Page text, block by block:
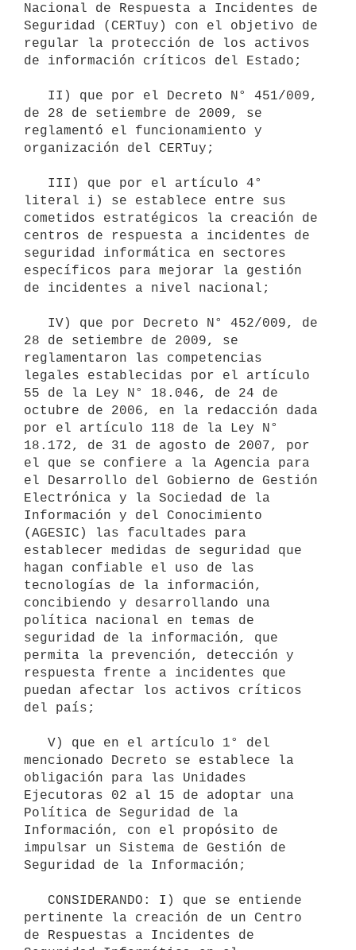
Nacional de Respuesta a Incidentes de
Seguridad (CERTuy) con el objetivo de
regular la protección de los activos
de información críticos del Estado;
de 28 de setiembre de 2009, se
reglamentó el funcionamiento y
organización del CERTuy;
literal i) se establece entre sus
cometidos estratégicos la creación de
centros de respuesta a incidentes de
seguridad informática en sectores
específicos para mejorar la gestión
de incidentes a nivel nacional;
28 de setiembre de 2009, se
reglamentaron las competencias
legales establecidas por el artículo
55 de la Ley N° 18.046, de 24 de
octubre de 2006, en la redacción dada
por el artículo 118 de la Ley N°
18.172, de 31 de agosto de 2007, por
el que se confiere a la Agencia para
el Desarrollo del Gobierno de Gestión
Electrónica y la Sociedad de la
Información y del Conocimiento
(AGESIC) las facultades para
establecer medidas de seguridad que
hagan confiable el uso de las
tecnologías de la información,
concibiendo y desarrollando una
política nacional en temas de
seguridad de la información, que
permita la prevención, detección y
respuesta frente a incidentes que
puedan afectar los activos críticos
del país;
mencionado Decreto se establece la
obligación para las Unidades
Ejecutoras 02 al 15 de adoptar una
Política de Seguridad de la
Información, con el propósito de
impulsar un Sistema de Gestión de
Seguridad de la Información;
pertinente la creación de un Centro
de Respuestas a Incidentes de